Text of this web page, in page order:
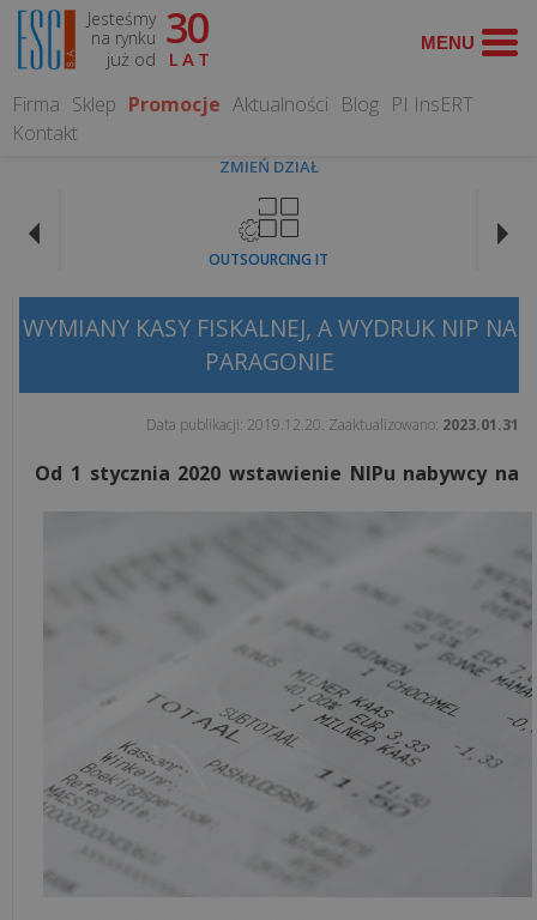
Jesteśmy
na rynku
już od
30
LAT
Firma Sklep Promocje Aktualności Blog PI InsERT
Kontakt
ZMIEŃ DZIAŁ
OUTSOURCING IT
TEMATY
FISKALNE
Koniec
NIP
kasie
fiskalnej.
sprawdzić
fiskalnej?
remontowe
WYMIANY KASY FISKALNEJ, A WYDRUK NIP NA
PARAGONIE
Data publikacji: 2019.12.20. Zaaktualizowano: 2023.01.31
Od 1 stycznia 2020 wstawienie NIPu nabywcy na